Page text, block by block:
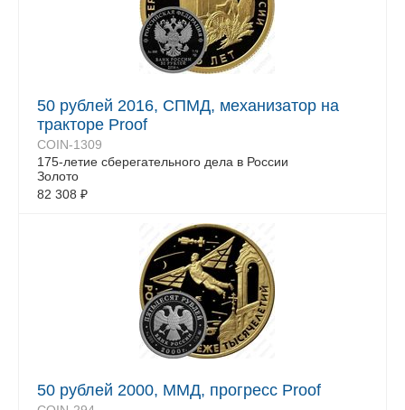
50 рублей 2016, СПМД, механизатор на
тракторе Proof
COIN-1309
175-летие сберегательного дела в России
Золото
82 308 ₽
50 рублей 2000, ММД, прогресс Proof